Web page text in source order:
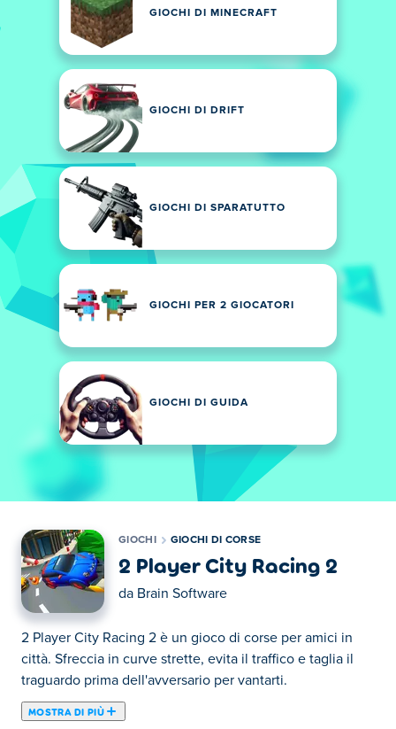
GIOCHI DI MINECRAFT
GIOCHI DI DRIFT
GIOCHI DI SPARATUTTO
GIOCHI PER 2 GIOCATORI
GIOCHI DI GUIDA
GIOCHI GIOCHI DI CORSE
2 Player City Racing 2
da Brain Software
2 Player City Racing 2 è un gioco di corse per amici in
città. Sfreccia in curve strette, evita il traffico e taglia il
traguardo prima dell'avversario per vantarti.
MOSTRA DI PIÙ